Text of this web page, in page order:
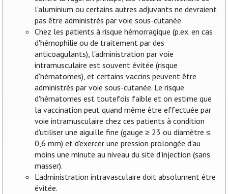
l'aluminium ou certains autres adjuvants ne devraient
pas être administrés par voie sous-cutanée.
Chez les patients à risque hémorragique (p.ex. en cas
d'hémophilie ou de traitement par des
anticoagulants), l'administration par voie
intramusculaire est souvent évitée (risque
d'hématomes), et certains vaccins peuvent être
administrés par voie sous-cutanée. Le risque
d'hématomes est toutefois faible et on estime que
la vaccination peut quand même être effectuée par
voie intramusculaire chez ces patients à condition
d'utiliser une aiguille fine (gauge ≥ 23 ou diamètre ≤
0,6 mm) et d'exercer une pression prolongée d'au
moins une minute au niveau du site d'injection (sans
masser).
L’administration intravasculaire doit absolument être
évitée.